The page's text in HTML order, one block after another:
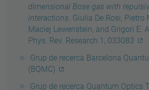
dimensional Bose gas with
interactions. Giulia De Rosi, Pietro
Maciej Lewenstein, and Grigori E.
Phys. Rev. Research 1, 033083
Grup de recerca Barcelona
(BQMC)
Grup de recerca Quantum Optics